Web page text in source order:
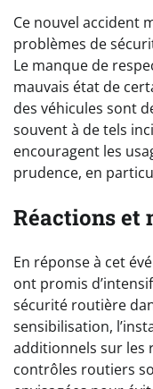
Ce nouvel accident
problèmes de
Le manque de
mauvais état de
des véhicules sont
souvent à de tels
encouragent les
prudence, en
Réactions et
En réponse à cet
ont promis
sécurité routière
sensibilisation,
additionnels sur les
contrôles routiers